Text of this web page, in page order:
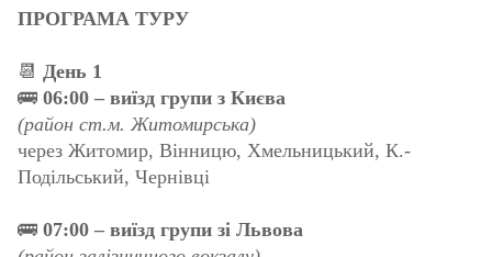
ПРОГРАМА ТУРУ
📆 День 1
🚌 06:00 – виїзд групи з Києва
(район ст.м. Житомирська)
через Житомир, Вінницю, Хмельницький, К.-
Подільський, Чернівці
🚌 07:00 – виїзд групи зі Львова